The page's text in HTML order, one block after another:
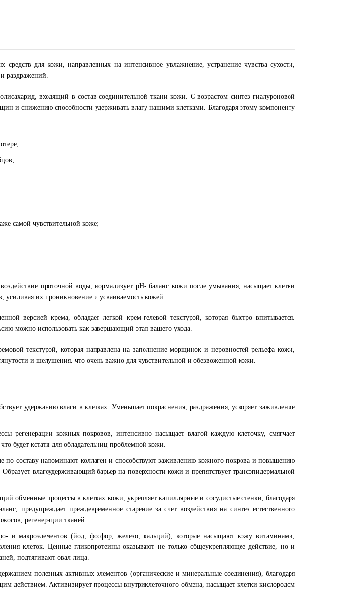
средств для кожи, направленных на интенсивное увлажнение, устранение чувства сухости,
раздражений.
входящий в состав соединительной ткани кожи. С возрастом синтез гиалуроновой
и снижению способности удерживать влагу нашими клетками. Благодаря этому компоненту
самой чувствительной коже;
воздействие проточной воды, нормализует рН- баланс кожи после умывания, насыщает клетки
усиливая их проникновение и усваиваемость кожей.
версией крема, обладает легкой крем-гелевой текстурой, которая быстро впитывается.
можно использовать как завершающий этап вашего ухода.
текстурой, которая направлена на заполнение морщинок и неровностей рельефа кожи,
и шелушения, что очень важно для чувствительной и обезвоженной кожи.
удержанию влаги в клетках. Уменьшает покраснения, раздражения, ускоряет заживление
регенерации кожных покровов, интенсивно насыщает влагой каждую клеточку, смягчает
будет кстати для обладательниц проблемной кожи.
по составу напоминают коллаген и способствуют заживлению кожного покрова и повышению
влагоудерживающий барьер на поверхности кожи и препятствует трансэпидермальной
обменные процессы в клетках кожи, укрепляет капиллярные и сосудистые стенки, благодаря
предупреждает преждевременное старение за счет воздействия на синтез естественного
регенерации тканей.
и макроэлементов (йод, фосфор, железо, кальций), которые насыщают кожу витаминами,
клеток. Ценные гликопротеины оказывают не только общеукрепляющее действие, но и
подтягивают овал лица.
полезных активных элементов (органические и минеральные соединения), благодаря
действием. Активизирует процессы внутриклеточного обмена, насыщает клетки кислородом